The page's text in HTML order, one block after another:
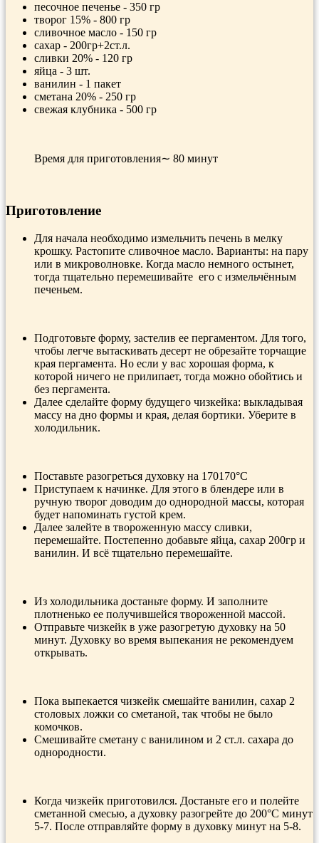
песочное печенье - 350 гр
творог 15% - 800 гр
сливочное масло - 150 гр
сахар - 200гр+2ст.л.
сливки 20% - 120 гр
яйца - 3 шт.
ванилин - 1 пакет
сметана 20% - 250 гр
свежая клубника - 500 гр
Время для приготовления∼ 80 минут
Приготовление
Для начала необходимо измельчить печень в мелку
крошку. Растопите сливочное масло. Варианты: на пару
или в микроволновке. Когда масло немного остынет,
тогда тщательно перемешивайте его с измельчённым
печеньем.
Подготовьте форму, застелив ее пергаментом. Для того,
чтобы легче вытаскивать десерт не обрезайте торчащие
края пергамента. Но если у вас хорошая форма, к
которой ничего не прилипает, тогда можно обойтись и
без пергамента.
Далее сделайте форму будущего чизкейка: выкладывая
массу на дно формы и края, делая бортики. Уберите в
холодильник.
Поставьте разогреться духовку на 170170°С
Приступаем к начинке. Для этого в блендере или в
ручную творог доводим до однородной массы, которая
будет напоминать густой крем.
Далее залейте в твороженную массу сливки,
перемешайте. Постепенно добавьте яйца, сахар 200гр и
ванилин. И всё тщательно перемешайте.
Из холодильника достаньте форму. И заполните
плотненько ее получившейся твороженной массой.
Отправьте чизкейк в уже разогретую духовку на 50
минут. Духовку во время выпекания не рекомендуем
открывать.
Пока выпекается чизкейк смешайте ванилин, сахар 2
столовых ложки со сметаной, так чтобы не было
комочков.
Смешивайте сметану с ванилином и 2 ст.л. сахара до
однородности.
Когда чизкейк приготовился. Достаньте его и полейте
сметанной смесью, а духовку разогрейте до 200°С минут
5-7. После отправляйте форму в духовку минут на 5-8.